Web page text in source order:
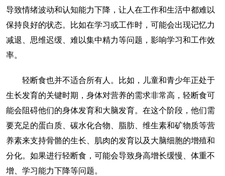
导致情绪波动和认知能力下降，让人在工作和生活中都难以
保持良好的状态。比如在学习或工作时，可能会出现记忆力
减退、思维迟缓、难以集中精力等问题，影响学习和工作效
率。
轻断食也并不适合所有人。比如，儿童和青少年正处于
生长发育的关键时期，身体对营养的需求非常高，轻断食可
能会阻碍他们的身体发育和大脑发育。在这个阶段，他们需
要充足的蛋白质、碳水化合物、脂肪、维生素和矿物质等营
养素来支持骨骼的生长、肌肉的发育以及大脑细胞的增殖和
分化。如果进行轻断食，可能会导致身高增长缓慢、体重不
增、学习能力下降等问题。